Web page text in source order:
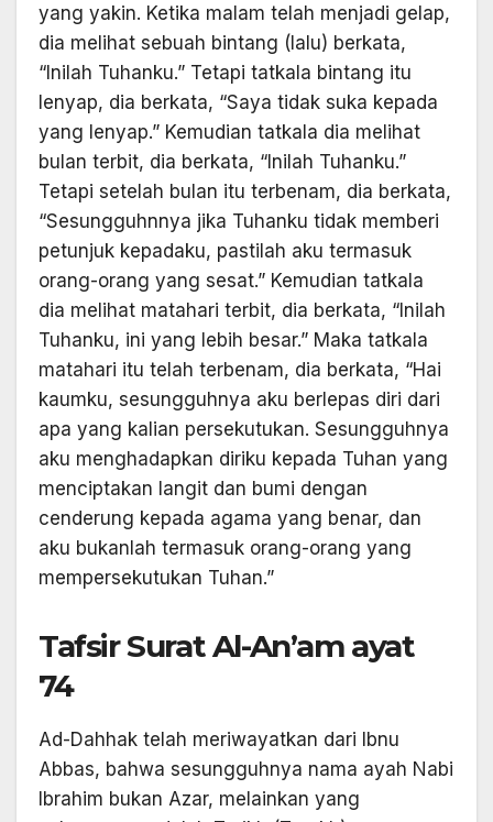
yang yakin. Ketika malam telah menjadi gelap,
dia melihat sebuah bintang (lalu) berkata,
“Inilah Tuhanku.” Tetapi tatkala bintang itu
lenyap, dia berkata, “Saya tidak suka kepada
yang lenyap.” Kemudian tatkala dia melihat
bulan terbit, dia berkata, “Inilah Tuhanku.”
Tetapi setelah bulan itu terbenam, dia berkata,
“Sesungguhnnya jika Tuhanku tidak memberi
petunjuk kepadaku, pastilah aku termasuk
orang-orang yang sesat.” Kemudian tatkala
dia melihat matahari terbit, dia berkata, “Inilah
Tuhanku, ini yang lebih besar.” Maka tat­kala
matahari itu telah terbenam, dia berkata, “Hai
kaumku, sesungguhnya aku berlepas diri dari
apa yang kalian persekutukan. Sesungguhnya
aku menghadapkan diriku kepada Tuhan yang
menciptakan langit dan bumi dengan
cenderung kepada agama yang benar, dan
aku bukanlah termasuk orang-orang yang
mempersekutukan Tuhan.”
Tafsir Surat Al-An’am ayat
74
Ad-Dahhak telah meriwayatkan dari Ibnu
Abbas, bahwa sesungguhnya nama ayah Nabi
Ibrahim bukan Azar, melainkan yang